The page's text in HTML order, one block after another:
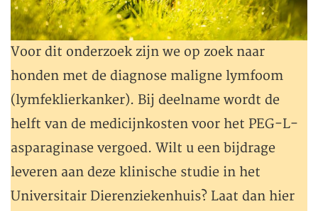
Voor dit onderzoek zijn we op zoek naar
honden met de diagnose maligne lymfoom
(lymfeklierkanker). Bij deelname wordt de
helft van de medicijnkosten voor het PEG-L-
asparaginase vergoed. Wilt u een bijdrage
leveren aan deze klinische studie in het
Universitair Dierenziekenhuis? Laat dan hier